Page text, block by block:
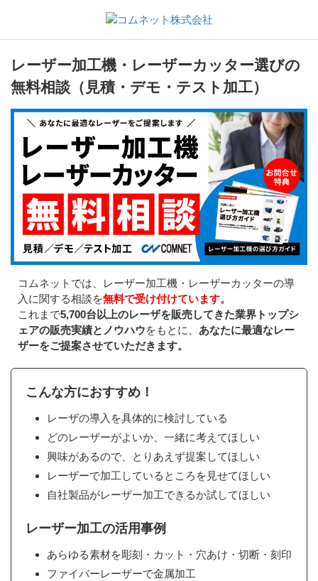
レーザー加工機・レーザーカッター選びの
無料相談（見積・デモ・テスト加工）
コムネットでは、レーザー加工機・レーザーカッターの導
入に関する相談を無料で受け付けています。
これまで5,700台以上のレーザを販売してきた業界トップシ
ェアの販売実績とノウハウをもとに、 あなたに最適なレー
ザーをご提案させていただきます。
こんな方におすすめ！
レーザの導入を具体的に検討している
どのレーザーがよいか、一緒に考えてほしい
興味があるので、とりあえず提案してほしい
レーザーで加工しているところを見せてほしい
自社製品がレーザー加工できるか試してほしい
レーザー加工の活用事例
あらゆる素材を彫刻・カット・穴あけ・切断・刻印
ファイバーレーザーで金属加工